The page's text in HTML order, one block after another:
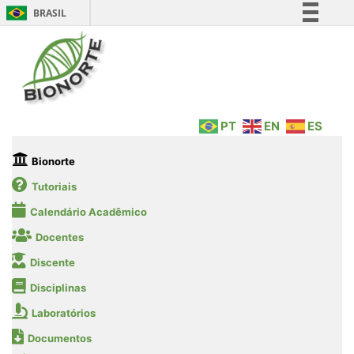
BRASIL
Legislação
PT EN ES
Bionorte
Tutoriais
Calendário Acadêmico
Docentes
Discente
Disciplinas
Laboratórios
Documentos